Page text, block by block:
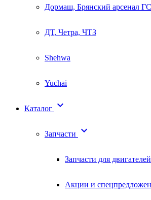
Дормаш, Брянский арсенал
ДТ, Четра, ЧТЗ
Shehwa
Yuchai
Каталог 
Запчасти 
Запчасти для двигателей
Акции и